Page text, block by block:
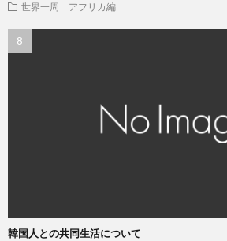
世界一周 アフリカ編
韓国人との共同生活について